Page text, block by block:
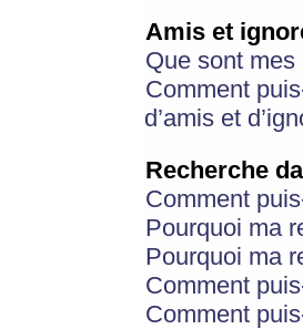
Amis et
Que sont mes
Comment
d’amis et
Recherche
Comment
Pourquoi ma
Pourquoi ma
Comment
Comment